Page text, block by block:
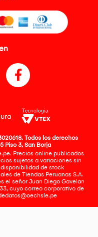
Todos los derechos
Piso 3, San Borja
Precios online publicados
sujetos a variaciones sin
de stock
de Tiendas Peruanas S.A.
el señor Juan Diego Gavelan
cuyo correo corporativo de